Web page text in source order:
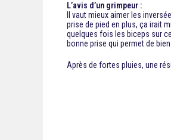
L’avis d’un grimpeur :
Il vaut mieux aimer les
prise de pied en plus, ça irait
quelques fois les biceps sur
bonne prise qui permet de
Après de fortes pluies, une